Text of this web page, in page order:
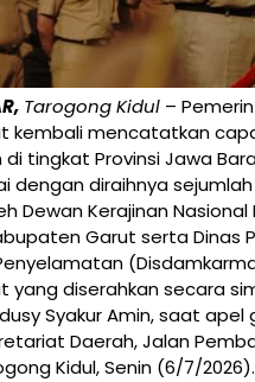
Tarogong Kidul –
kembali mencatatkan
tingkat Provinsi Jawa
dengan diraihnya sejumlah
Dewan Kerajinan Nasional
Garut serta Dinas
yang diserahkan secara
Syakur Amin, saat apel
Daerah, Jalan
Kidul, Senin (6/7/2026).